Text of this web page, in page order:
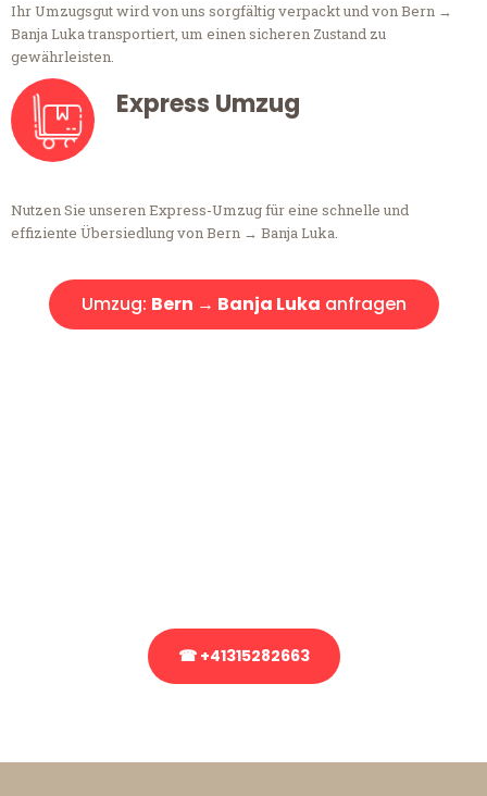
Ihr Umzugsgut wird von uns sorgfältig verpackt und von Bern →
Banja Luka transportiert, um einen sicheren Zustand zu
gewährleisten.
Express Umzug
Nutzen Sie unseren Express-Umzug für eine schnelle und
effiziente Übersiedlung von Bern → Banja Luka.
Umzug: Bern → Banja Luka anfragen
☎ +41315282663